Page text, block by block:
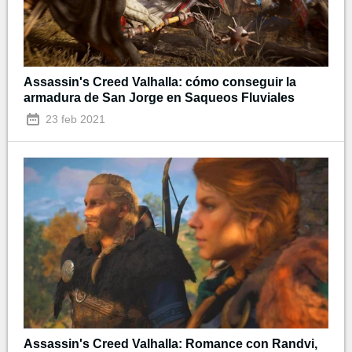
Assassin's Creed Valhalla: cómo conseguir la
armadura de San Jorge en Saqueos Fluviales
23 feb 2021
Assassin's Creed Valhalla: Romance con Randvi,